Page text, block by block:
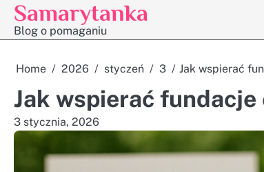
Skip
content
Samarytanka
Blog o pomaganiu
Home 2026 styczeń 3 Jak wspierać
Jak wspierać
3 stycznia, 2026